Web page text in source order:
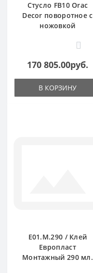
Стусло FB10 Orac
Decor поворотное с
ножовкой
1
170 805.00руб.
В КОРЗИНУ
E01.M.290 / Клей
Европласт
Монтажный 290 мл.